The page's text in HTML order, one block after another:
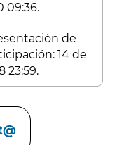
09:36.
de
14 de
23:59.